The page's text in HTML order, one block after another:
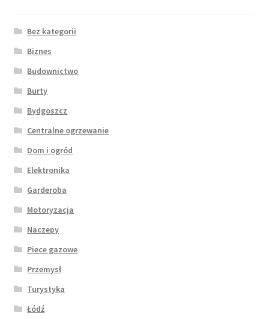
Bez kategorii
Biznes
Budownictwo
Burty
Bydgoszcz
Centralne ogrzewanie
Dom i ogród
Elektronika
Garderoba
Motoryzacja
Naczepy
Piece gazowe
Przemysł
Turystyka
Łódź